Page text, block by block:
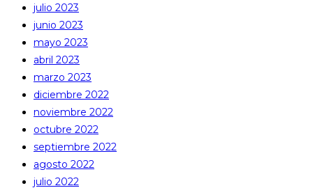
julio 2023
junio 2023
mayo 2023
abril 2023
marzo 2023
diciembre 2022
noviembre 2022
octubre 2022
septiembre 2022
agosto 2022
julio 2022